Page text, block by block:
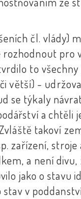
čl. vlády)
rozhodnout pro
to všechny
větší) -
se týkaly
a chtěli
takoví
zařízení, stroje
a není
jako o stavu
v